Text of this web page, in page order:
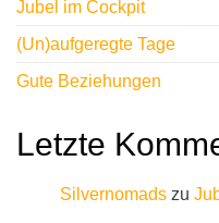
t
i
e
Jubel im Cockpit
(Un)aufgeregte Tage
Gute Beziehungen
Letzte
Silvernomads zu